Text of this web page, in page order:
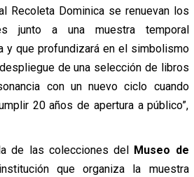
Recoleta Dominica se renuevan los
junto a una muestra temporal
y que profundizará en el simbolismo
de una selección de libros
con un nuevo ciclo cuando
20 años de apertura a público”,
de las colecciones del
Museo de
que organiza la muestra